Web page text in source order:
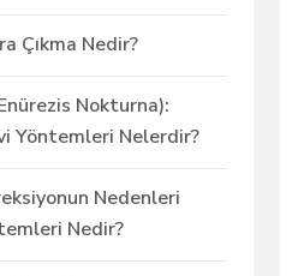
Çıkma Nedir?
Nokturna):
Yöntemleri Nelerdir?
Nedenleri
Nedir?